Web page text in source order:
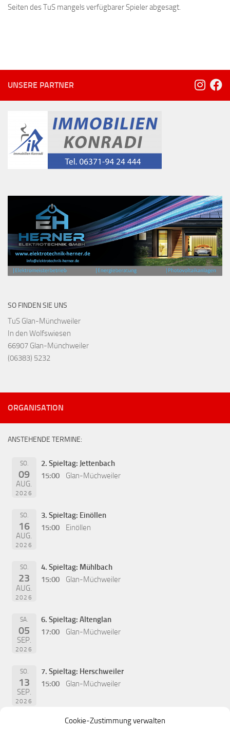
Cookie-Zustimmung verwalten
Seiten des TuS mangels verfügbarer Spieler abgesagt.
UNSERE PARTNER
SO FINDEN SIE UNS
TuS Glan-Münchweiler
In den Wolfswiesen
66907 Glan-Münchweiler
(06383) 5232
ORGANISATION
ANSTEHENDE TERMINE:
SO.
09
AUG.
2026
2. Spieltag: Jettenbach
15:00
Glan-Müchweiler
SO.
16
AUG.
2026
3. Spieltag: Einöllen
15:00
Einöllen
SO.
23
AUG.
2026
4. Spieltag: Mühlbach
15:00
Glan-Müchweiler
SA.
05
SEP.
2026
6. Spieltag: Altenglan
17:00
Glan-Müchweiler
SO.
13
SEP.
2026
7. Spieltag: Herschweiler
15:00
Glan-Müchweiler